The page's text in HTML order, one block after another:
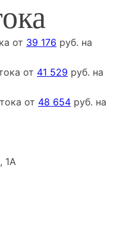
от 39 176 руб. на
от 41 529 руб. на
от 48 654 руб. на
1А